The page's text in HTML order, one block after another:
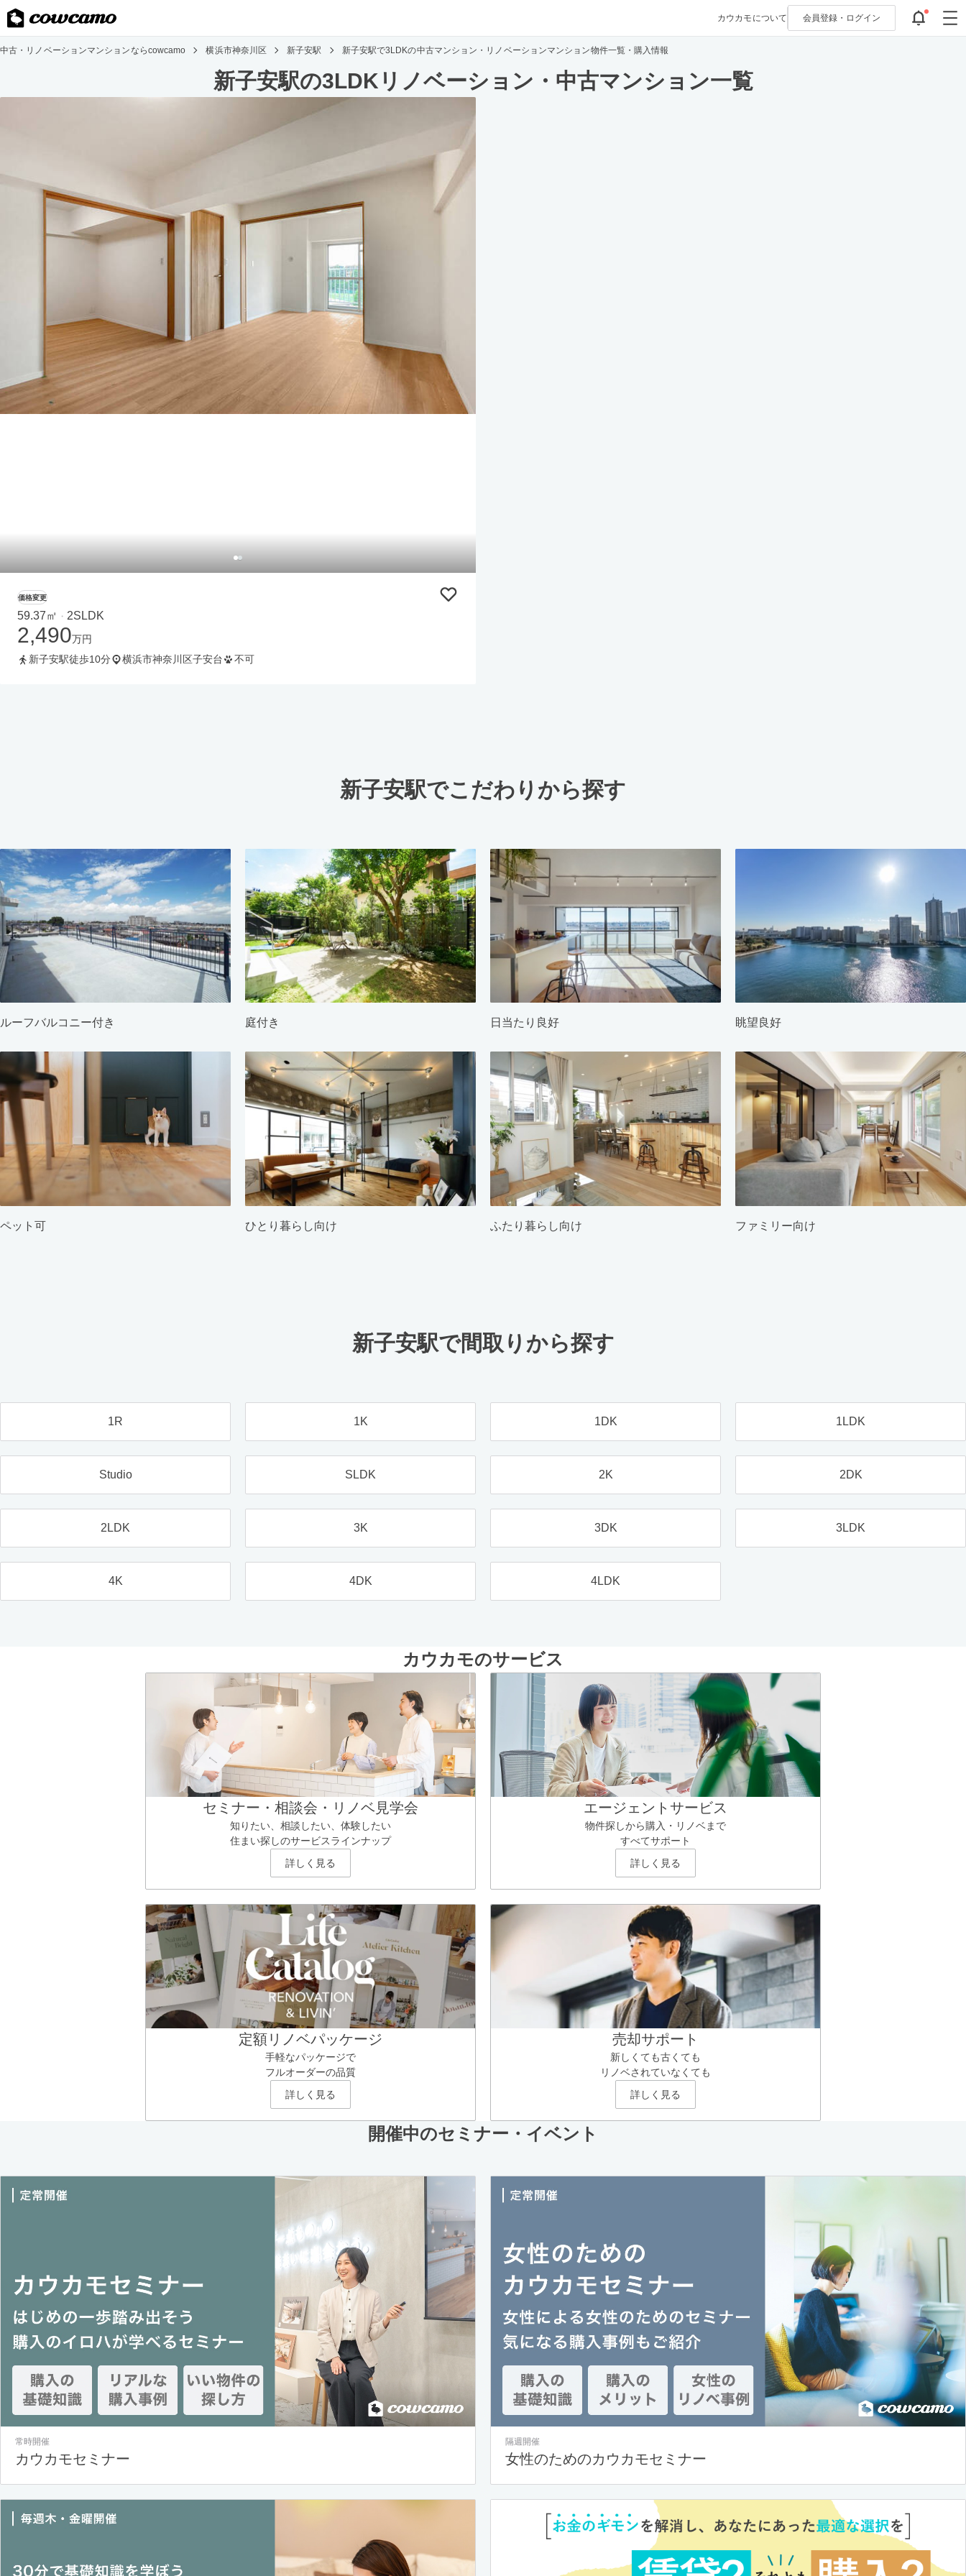
カウカモについて 会員登録・ ログイン
中古・リノベーションマンションならcowcamo 横浜市神奈川区 新子安駅 新子安駅で3LDKの中古マンション・リノベーションマンション物件一覧・購入情報
新子安駅の3LDKリノベーション・中古マンション一覧
価格変更
59.37㎡ ・ 2SLDK
2,490万円
新子安駅徒歩10分
横浜市神奈川区子安台 不可
新子安駅でこだわりから探す
ルーフバルコニー付き 庭付き 日当たり良好 眺望良好
ペット可 ひとり暮らし向け ふたり暮らし向け ファミリー向け
新子安駅で間取りから探す
1R 1K 1DK 1LDK
Studio SLDK 2K 2DK
2LDK 3K 3DK 3LDK
4K 4DK 4LDK
カウカモのサービス
セミナー・相談会・リノベ見学会
知りたい、相談したい、体験したい
住まい探しのサービスラインナップ
詳しく見る
エージェントサービス
物件探しから購入・リノベまで
すべてサポート
詳しく見る
定額リノベパッケージ
手軽なパッケージで
フルオーダーの品質
詳しく見る
売却サポート
新しくても古くても
リノベされていなくても
詳しく見る
開催中のセミナー・イベント
常時開催
カウカモセミナー
隔週開催
女性のためのカウカモセミナー